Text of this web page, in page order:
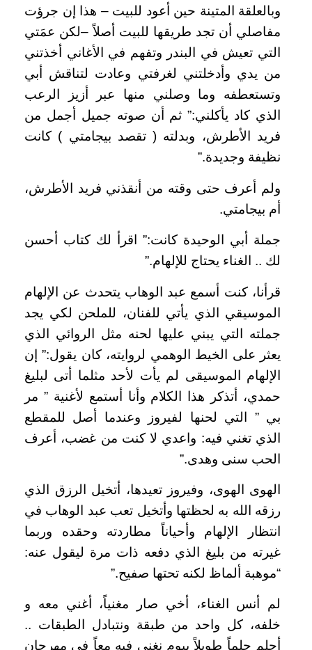
وبالعلقة المتينة حين أعود للبيت – هذا إن جرؤت
مفاصلي أن تجد طريقها للبيت أصلاً –لكن عمَتي
التي تعيش في البندر وتفهم في الأغاني أخذتني
من يدي وأدخلتني لغرفتي وعادت لتناقش أبي
وتستعطفه وما وصلني منها عبر أزيز الرعب
الذي كاد يأكلني:” ثم أن صوته جميل أجمل من
فريد الأطرش، وبدلته ( تقصد بيجامتي ) كانت
نظيفة وجديدة”.
ولم أعرف حتى وقته من أنقذني فريد الأطرش،
أم بيجامتي.
جملة أبي الوحيدة كانت:” اقرأ لك كتاب أحسن
لك .. الغناء يحتاج للإلهام”.
قرأنا، كنت أسمع عبد الوهاب يتحدث عن الإلهام
الموسيقي الذي يأتي للفنان، للملحن لكي يجد
جملته التي يبني عليها لحنه مثل الروائي الذي
يعثر على الخيط الوهمي لروايته، كان يقول:” إن
الإلهام الموسيقى لم يأت لأحد مثلما أتى لبليغ
حمدي، أتذكر هذا الكلام وأنا أستمع لأغنية ” مر
بي ” التي لحنها لفيروز وعندما أصل للمقطع
الذي تغني فيه: واعدي لا كنت من غضب، أعرف
الحب سنى وهدى”.
الهوى الهوى، وفيروز تعيدها، أتخيل الرزق الذي
رزقه الله به لحظتها وأتخيل تعب عبد الوهاب في
انتظار الإلهام وأحياناً مطاردته وحقده وربما
غيرته من بليغ الذي دفعه ذات مرة ليقول عنه:
“موهبة ألماظ لكنه تحتها صفيح”.
لم أنس الغناء، أخي صار مغنياً، أغني معه و
خلفه، كل واحد من طبقة ونتبادل الطبقات ..
أحلم حلماً طويلاً بيوم نغني فيه معاً في مهرجان